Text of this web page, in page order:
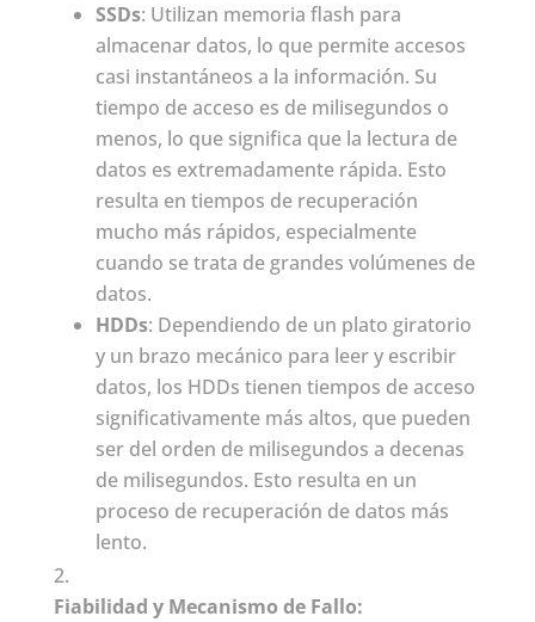
SSDs: Utilizan memoria flash para
almacenar datos, lo que permite accesos
casi instantáneos a la información. Su
tiempo de acceso es de milisegundos o
menos, lo que significa que la lectura de
datos es extremadamente rápida. Esto
resulta en tiempos de recuperación
mucho más rápidos, especialmente
cuando se trata de grandes volúmenes de
datos.
HDDs: Dependiendo de un plato giratorio
y un brazo mecánico para leer y escribir
datos, los HDDs tienen tiempos de acceso
significativamente más altos, que pueden
ser del orden de milisegundos a decenas
de milisegundos. Esto resulta en un
proceso de recuperación de datos más
lento.
Fiabilidad y Mecanismo de Fallo: